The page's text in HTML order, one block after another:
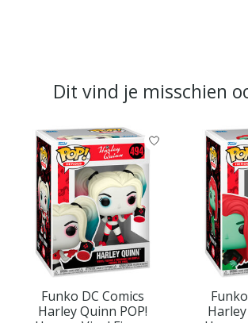
Dit vind je misschien
Items van productcarrousel
Funko DC Comics
Harley Quinn POP!